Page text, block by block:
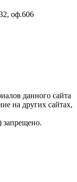
оф.606
данного сайта
на других сайтах,